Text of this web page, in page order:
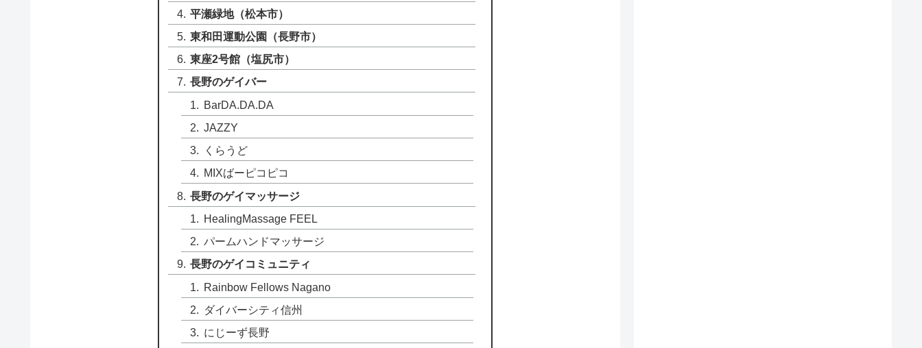
平瀬緑地（松本市）
東和田運動公園（長野市）
東座2号館（塩尻市）
長野のゲイバー
BarDA.DA.DA
JAZZY
くらうど
MIXばーピコピコ
長野のゲイマッサージ
HealingMassage FEEL
パームハンドマッサージ
長野のゲイコミュニティ
Rainbow Fellows Nagano
ダイバーシティ信州
にじーず長野